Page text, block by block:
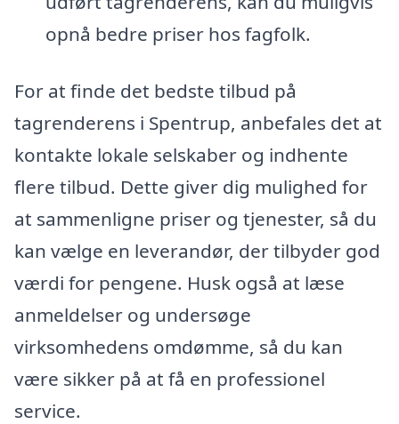
opnå bedre priser hos fagfolk.
For at finde det bedste tilbud på
tagrenderens i Spentrup, anbefales det at
kontakte lokale selskaber og indhente
flere tilbud. Dette giver dig mulighed for
at sammenligne priser og tjenester, så du
kan vælge en leverandør, der tilbyder god
værdi for pengene. Husk også at læse
anmeldelser og undersøge
virksomhedens omdømme, så du kan
være sikker på at få en professionel
service.